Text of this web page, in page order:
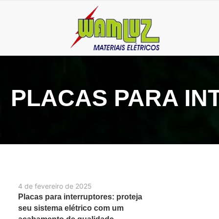
PLACAS PARA
4 de fevereiro de 2025
Placas para interruptores: proteja
seu sistema elétrico com um